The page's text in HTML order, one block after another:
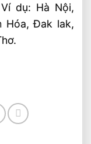
dụ: Hà Nội,
Hóa, Đak lak,